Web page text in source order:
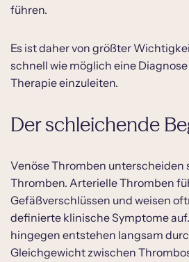
führen.
Es ist daher von größter
schnell wie möglich eine
Therapie einzuleiten.
Der schleichende
Venöse Thromben unterscheiden
Thromben. Arterielle Thromben
Gefäßverschlüssen und weisen
definierte klinische Symptome
hingegen entstehen langsam
Gleichgewicht zwischen